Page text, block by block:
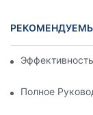
Полное